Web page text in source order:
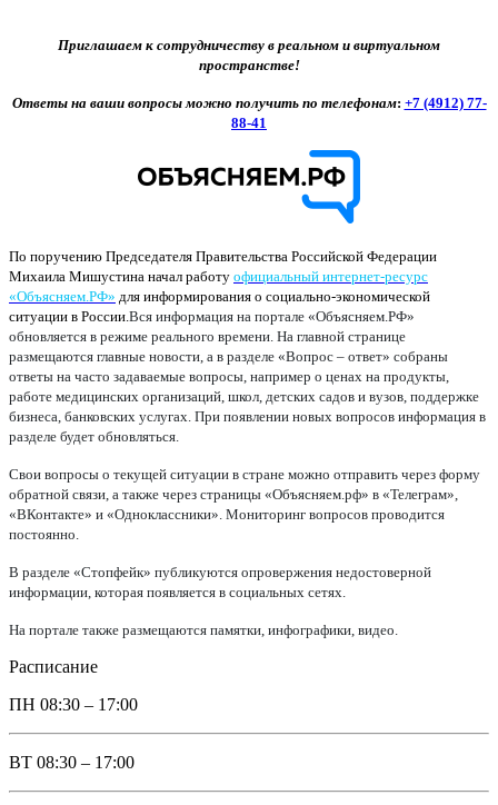
Приглашаем к сотрудничеству в реальном и виртуальном
пространстве!
Ответы на ваши вопросы можно получить по телефонам: +7 (4912) 77-
88-41
По поручению Председателя Правительства Российской Федерации
Михаила Мишустина начал работу официальный интернет-ресурс
«Объясняем.РФ» для информирования о социально-экономической
ситуации в России. Вся информация на портале «Объясняем.РФ»
обновляется в режиме реального времени. На главной странице
размещаются главные новости, а в разделе «Вопрос – ответ» собраны
ответы на часто задаваемые вопросы, например о ценах на продукты,
работе медицинских организаций, школ, детских садов и вузов, поддержке
бизнеса, банковских услугах. При появлении новых вопросов информация в
разделе будет обновляться.
Свои вопросы о текущей ситуации в стране можно отправить через форму
обратной связи, а также через страницы «Объясняем.рф» в «Телеграм»,
«ВКонтакте» и «Одноклассники». Мониторинг вопросов проводится
постоянно.
В разделе «Стопфейк» публикуются опровержения недостоверной
информации, которая появляется в социальных сетях.
На портале также размещаются памятки, инфографики, видео.
Расписание
ПН 08:30 – 17:00
ВТ 08:30 – 17:00